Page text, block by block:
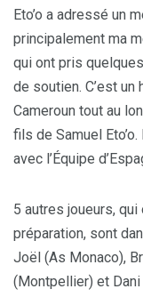
Eto’o a adressé un
principalement ma
qui ont pris
de soutien. C’est un
Cameroun tout au
fils de Samuel
avec l’Équipe
5 autres joueurs,
préparation, sont
Joël (As Monaco),
(Montpellier) et